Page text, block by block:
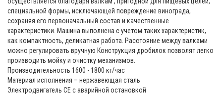
специальной формы, исключающей повреждение винограда,
сохраняя его первоначальный состав и качественные
характеристики. Машина выполнена с учетом таких характеристик,
как компактность, деликатная работа. Расстояние между валками
можно регулировать вручную Конструкция дробилок позволят легко
производить мойку и очистку механизмов.
Производительность 1600 - 1800 кг/час
Материал исполнения – нержавеющая сталь
Электродвигатель СЕ с аварийной остановкой